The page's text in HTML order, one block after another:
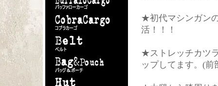
★初代マシンガン
活！！！
★ストレッチカツ
ップしてます。(